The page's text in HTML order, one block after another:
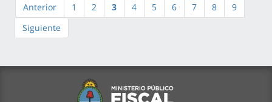
Anterior 1 2 3 4 5 6 7 8
9
Siguiente